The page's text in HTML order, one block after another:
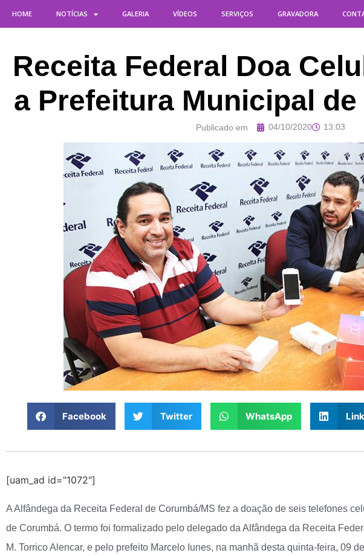
HOME NOTÍCIAS GALERIA VÍDEOS SERVIÇOS GRAVADORA
Receita Federal Doa
a Prefeitura Municipal
Publicado em 04/10/2020 13:03
Facebook Twitter WhatsApp
[uam_ad id="1072"]
A Alfândega da Receita Federal de Corumbá/MS fez a doação de seis telefones
de Corumbá. O termo foi formalizado pelo delegado da Alfândega da Receita
M. Torrico Alencar, e pelo prefeito Marcelo Iunes, na manhã desta quinta-feira, 09